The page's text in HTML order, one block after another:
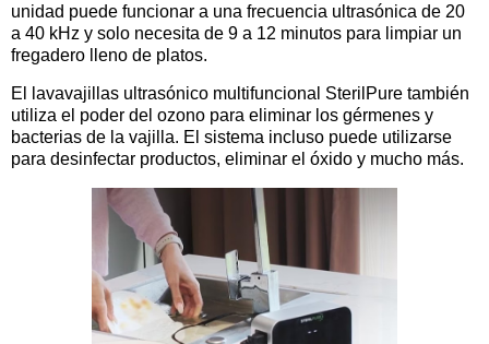
unidad puede funcionar a una frecuencia ultrasónica de 20
a 40 kHz y solo necesita de 9 a 12 minutos para limpiar un
fregadero lleno de platos.
El lavavajillas ultrasónico multifuncional SterilPure también
utiliza el poder del ozono para eliminar los gérmenes y
bacterias de la vajilla. El sistema incluso puede utilizarse
para desinfectar productos, eliminar el óxido y mucho más.